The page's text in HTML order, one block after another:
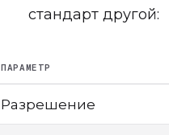
стандарт другой:
ПАРАМЕТР
Разрешение